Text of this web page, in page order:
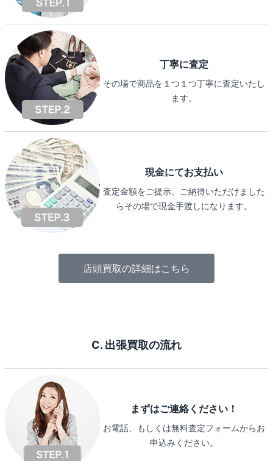
丁寧に査定
その場で商品を１つ１つ丁寧に査定いたし
ます。
現金にてお支払い
査定金額をご提示、ご納得いただけました
らその場で現金手渡しになります。
店頭買取の詳細はこちら
C. 出張買取の流れ
まずはご連絡ください！
お電話、もしくは無料査定フォームからお
申込みください。